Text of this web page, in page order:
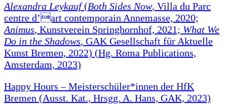
Alexandra Leykauf(Both Sides Now, Villa du Parc
centre d’art contemporain Annemasse, 2020;
Animus, Kunstverein Springhornhof, 2021; What We
Do in the Shadows, GAK Gesellschaft für Aktuelle
Kunst Bremen, 2022) (Hg. Roma Publications,
Amsterdam, 2023)
Happy Hours – Meisterschüler*innen der HfK
Bremen (Ausst. Kat., Hrsgg. A. Hans, GAK, 2023)